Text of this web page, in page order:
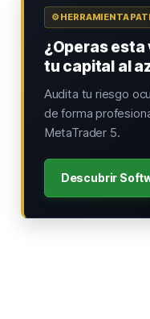
⚙️ HERRAMIENTA
¿Operas esta
tu capital al
Audita tu riesgo
de forma
MetaTrader 5.
Descubrir